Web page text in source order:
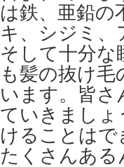
は鉄、亜鉛の
キ、シジミ
そして十分な
も髪の抜け
います。皆さ
ていきましょ
けることは
たくさんあ